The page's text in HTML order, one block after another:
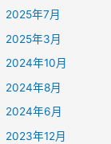
2025年7月
2025年3月
2024年10月
2024年8月
2024年6月
2023年12月